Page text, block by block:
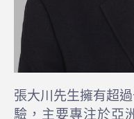
張大川先生擁有超
驗，主要專注於亞